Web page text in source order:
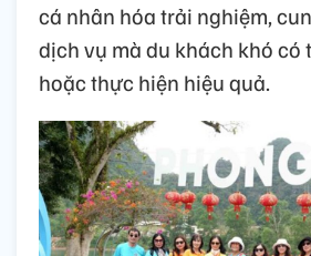
cá nhân hóa trải nghiệm,
dịch vụ mà du khách khó có
hoặc thực hiện hiệu quả.